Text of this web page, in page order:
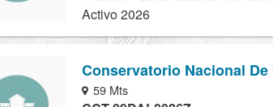
Activo 2026
Conservatorio Nacional De
59 Mts